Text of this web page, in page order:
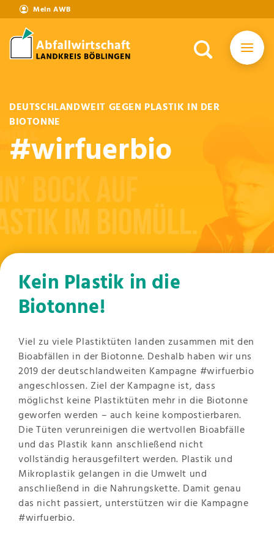
Mein AWB
DEUTSCHLANDWEIT GEGEN PLASTIK IN DER
BIOTONNE
#wirfuerbio
Kein Plastik in die
Biotonne!
Viel zu viele Plastiktüten landen zusammen mit den
Bioabfällen in der Biotonne. Deshalb haben wir uns
2019 der deutschlandweiten Kampagne #wirfuerbio
angeschlossen. Ziel der Kampagne ist, dass
möglichst keine Plastiktüten mehr in die Biotonne
geworfen werden – auch keine kompostierbaren.
Die Tüten verunreinigen die wertvollen Bioabfälle
und das Plastik kann anschließend nicht
vollständig herausgefiltert werden. Plastik und
Mikroplastik gelangen in die Umwelt und
anschließend in die Nahrungskette. Damit genau
das nicht passiert, unterstützen wir die Kampagne
#wirfuerbio.